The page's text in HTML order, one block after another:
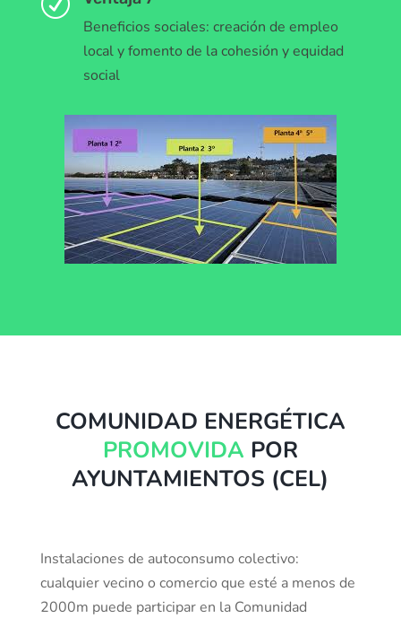
Beneficios sociales: creación de empleo
local y fomento de la cohesión y equidad
social
COMUNIDAD ENERGÉTICA
PROMOVIDA POR
AYUNTAMIENTOS (CEL)
Instalaciones de autoconsumo colectivo:
cualquier vecino o comercio que esté a menos de
2000m puede participar en la Comunidad